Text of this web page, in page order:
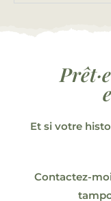
Et si votre
Contactez-